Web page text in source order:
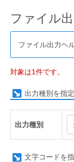
ファイル
ファイル出力ヘ
対象は1件です。
出力種別を指
出力種別
文字コードを